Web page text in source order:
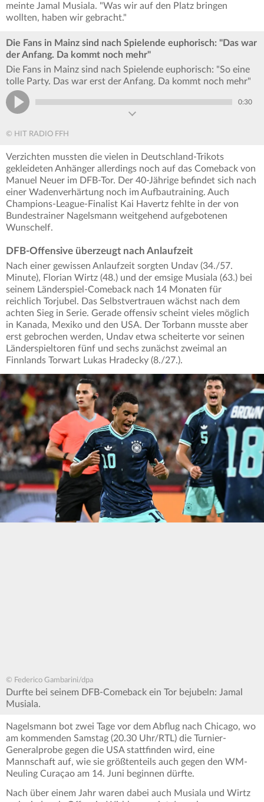
meinte Jamal Musiala. "Was wir auf den Platz bringen
wollten, haben wir gebracht."
Die Fans in Mainz sind nach Spielende euphorisch: "Das war
der Anfang. Da kommt noch mehr"
Die Fans in Mainz sind nach Spielende euphorisch: "So eine
tolle Party. Das war erst der Anfang. Da kommt noch mehr"
0:30
© HIT RADIO FFH
Verzichten mussten die vielen in Deutschland-Trikots
gekleideten Anhänger allerdings noch auf das Comeback von
Manuel Neuer im DFB-Tor. Der 40-Jährige befindet sich nach
einer Wadenverhärtung noch im Aufbautraining. Auch
Champions-League-Finalist Kai Havertz fehlte in der von
Bundestrainer Nagelsmann weitgehend aufgebotenen
Wunschelf.
DFB-Offensive überzeugt nach Anlaufzeit
Nach einer gewissen Anlaufzeit sorgten Undav (34./57.
Minute), Florian Wirtz (48.) und der emsige Musiala (63.) bei
seinem Länderspiel-Comeback nach 14 Monaten für
reichlich Torjubel. Das Selbstvertrauen wächst nach dem
achten Sieg in Serie. Gerade offensiv scheint vieles möglich
in Kanada, Mexiko und den USA. Der Torbann musste aber
erst gebrochen werden, Undav etwa scheiterte vor seinen
Länderspieltoren fünf und sechs zunächst zweimal an
Finnlands Torwart Lukas Hradecky (8./27.).
© Federico Gambarini/dpa
Durfte bei seinem DFB-Comeback ein Tor bejubeln: Jamal
Musiala.
Nagelsmann bot zwei Tage vor dem Abflug nach Chicago, wo
am kommenden Samstag (20.30 Uhr/RTL) die Turnier-
Generalprobe gegen die USA stattfinden wird, eine
Mannschaft auf, wie sie größtenteils auch gegen den WM-
Neuling Curaçao am 14. Juni beginnen dürfte.
Nach über einem Jahr waren dabei auch Musiala und Wirtz